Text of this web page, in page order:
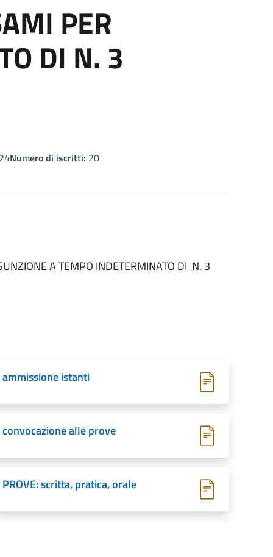
PER
DI N. 3
Numero di iscritti: 20
A TEMPO INDETERMINATO DI N. 3
ammissione istanti
convocazione alle prove
PROVE: scritta, pratica, orale